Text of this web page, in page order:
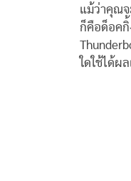
แม้ว่าคุณจ
ก็คือด็อคกิ้
ใดใช้ได้